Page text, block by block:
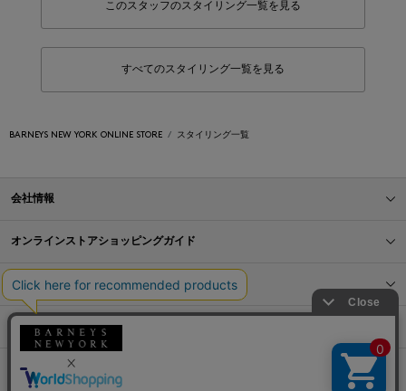
このスタッフのスタイリング一覧を見る
すべてのスタイリング一覧を見る
BARNEYS NEW YORK ONLINE STORE スタイリング一覧
会社情報
オンラインストアショッピングガイド
店舗情報
サービス